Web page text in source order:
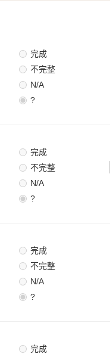
完成
不完整
N/A
?
完成
不完整
N/A
?
完成
不完整
N/A
?
完成